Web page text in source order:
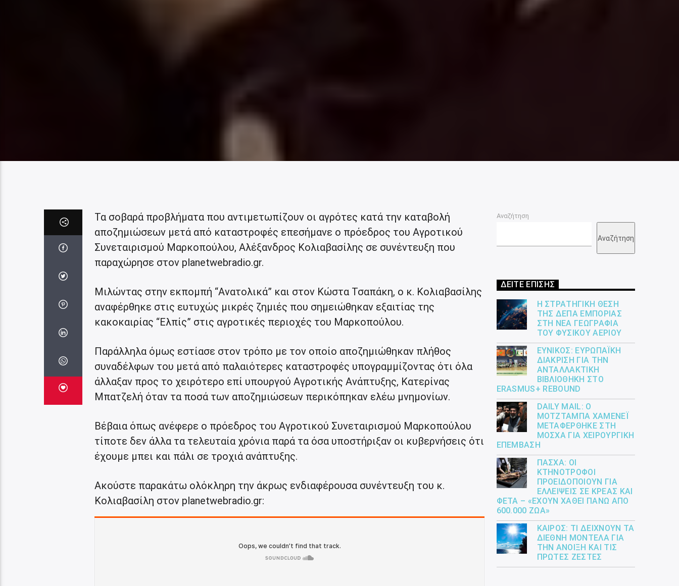
Τα σοβαρά προβλήματα που αντιμετωπίζουν οι αγρότες κατά την καταβολή
αποζημιώσεων μετά από καταστροφές επεσήμανε ο πρόεδρος του Αγροτικού
Συνεταιρισμού Μαρκοπούλου, Αλέξανδρος Κολιαβασίλης σε συνέντευξη που
παραχώρησε στον planetwebradio.gr.
Μιλώντας στην εκπομπή “Ανατολικά” και στον Κώστα Τσαπάκη, ο κ. Κολιαβασίλης
αναφέρθηκε στις ευτυχώς μικρές ζημιές που σημειώθηκαν εξαιτίας της
κακοκαιρίας “Ελπίς” στις αγροτικές περιοχές του Μαρκοπούλου.
Παράλληλα όμως εστίασε στον τρόπο με τον οποίο αποζημιώθηκαν πλήθος
συναδέλφων του μετά από παλαιότερες καταστροφές υπογραμμίζοντας ότι όλα
άλλαξαν προς το χειρότερο επί υπουργού Αγροτικής Ανάπτυξης, Κατερίνας
Μπατζελή όταν τα ποσά των αποζημιώσεων περικόπηκαν ελέω μνημονίων.
Βέβαια όπως ανέφερε ο πρόεδρος του Αγροτικού Συνεταιρισμού Μαρκοπούλου
τίποτε δεν άλλα τα τελευταία χρόνια παρά τα όσα υποστήριξαν οι κυβερνήσεις ότι
έχουμε μπει και πάλι σε τροχιά ανάπτυξης.
Ακούστε παρακάτω ολόκληρη την άκρως ενδιαφέρουσα συνέντευξη του κ.
Κολιαβασίλη στον planetwebradio.gr:
Αναζήτηση
Αναζήτηση
ΔΕΙΤΕ ΕΠΙΣΗΣ
Η ΣΤΡΑΤΗΓΙΚΉ ΘΈΣΗ
ΤΗΣ ΔΕΠΑ ΕΜΠΟΡΊΑΣ
ΣΤΗ ΝΈΑ ΓΕΩΓΡΑΦΊΑ
ΤΟΥ ΦΥΣΙΚΟΎ ΑΕΡΊΟΥ
ΕΎΝΙΚΟΣ: ΕΥΡΩΠΑΪΚΉ
ΔΙΆΚΡΙΣΗ ΓΙΑ ΤΗΝ
ΑΝΤΑΛΛΑΚΤΙΚΉ
ΒΙΒΛΙΟΘΉΚΗ ΣΤΟ
ERASMUS+ REBOUND
DAILY MAIL: Ο
ΜΟΤΖΤΆΜΠΑ ΧΑΜΕΝΕΪ́
ΜΕΤΑΦΈΡΘΗΚΕ ΣΤΗ
ΜΌΣΧΑ ΓΙΑ ΧΕΙΡΟΥΡΓΙΚΉ
ΕΠΈΜΒΑΣΗ
ΠΆΣΧΑ: ΟΙ
ΚΤΗΝΟΤΡΌΦΟΙ
ΠΡΟΕΙΔΟΠΟΙΟΎΝ ΓΙΑ
ΕΛΛΕΊΨΕΙΣ ΣΕ ΚΡΈΑΣ ΚΑΙ
ΦΈΤΑ – «ΈΧΟΥΝ ΧΑΘΕΊ ΠΆΝΩ ΑΠΌ
600.000 ΖΏΑ»
ΚΑΙΡΌΣ: ΤΙ ΔΕΊΧΝΟΥΝ ΤΑ
ΔΙΕΘΝΉ ΜΟΝΤΈΛΑ ΓΙΑ
ΤΗΝ ΆΝΟΙΞΗ ΚΑΙ ΤΙΣ
ΠΡΏΤΕΣ ΖΈΣΤΕΣ